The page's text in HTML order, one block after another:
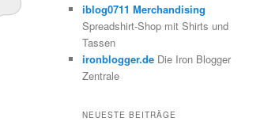
n
iblog0711 Merchandising
Spreadshirt-Shop mit Shirts und
Tassen
ironblogger.de Die Iron Blogger
Zentrale
NEUESTE BEITRÄGE